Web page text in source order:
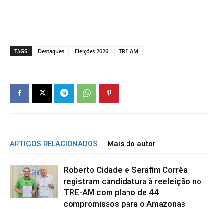
TAGS Destaques Eleições 2026 TRE-AM
ARTIGOS RELACIONADOS Mais do autor
Roberto Cidade e Serafim Corrêa
registram candidatura à reeleição no
TRE-AM com plano de 44
compromissos para o Amazonas